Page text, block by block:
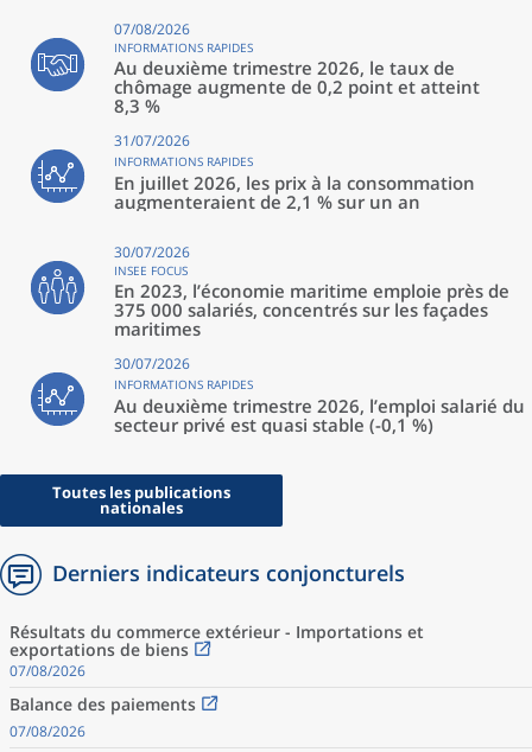
Au deuxième trimestre 2026, le taux de
chômage augmente de 0,2 point et atteint
8,3 %
INFORMATIONS RAPIDES
07/08/2026
En juillet 2026, les prix à la consommation
augmenteraient de 2,1 % sur un an
INFORMATIONS RAPIDES
31/07/2026
En 2023, l’économie maritime emploie près de
375 000 salariés, concentrés sur les façades
maritimes
INSEE FOCUS
30/07/2026
Au deuxième trimestre 2026, l’emploi salarié du
secteur privé est quasi stable (-0,1 %)
INFORMATIONS RAPIDES
30/07/2026
Toutes les publications
nationales
Derniers indicateurs conjoncturels
Résultats du commerce extérieur - Importations et
exportations de biens
07/08/2026
Balance des paiements
07/08/2026